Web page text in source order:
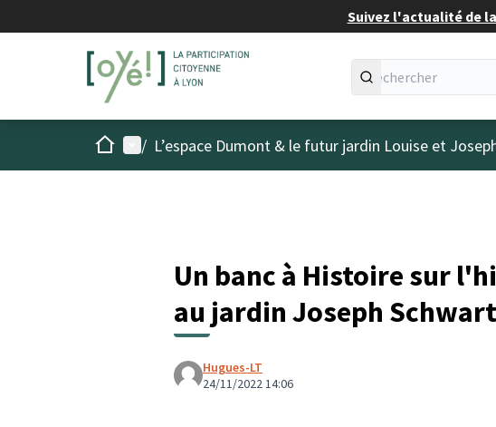
Suivez l'actualité de
AccueilMenu principal
/ L’espace Dumont & le futur jardin Louise et
Un banc à Histoire sur
au jardin Joseph
Hugues-LT
24/11/2022 14:06